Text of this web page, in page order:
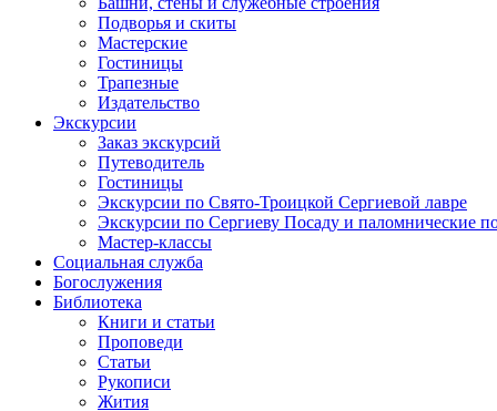
Подворья и скиты
Мастерские
Гостиницы
Трапезные
Издательство
Экскурсии
Заказ экскурсий
Путеводитель
Гостиницы
Экскурсии по Свято-Троицкой Сергиевой лавре
Экскурсии по Сергиеву Посаду и паломнические
Мастер-классы
Социальная служба
Богослужения
Библиотека
Книги и статьи
Проповеди
Статьи
Рукописи
Жития